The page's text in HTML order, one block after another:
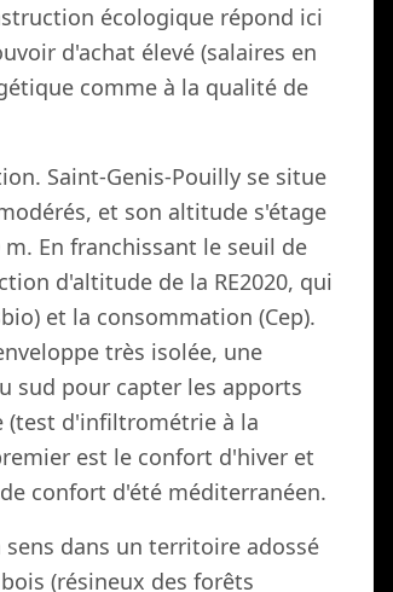
écologique répond ici
d'achat élevé (salaires en
comme à la qualité de
Saint-Genis-Pouilly se situe
et son altitude s'étage
En franchissant le seuil de
d'altitude de la RE2020, qui
et la consommation (Cep).
très isolée, une
sud pour capter les apports
(test d'infiltrométrie à la
est le confort d'hiver et
confort d'été méditerranéen.
dans un territoire adossé
(résineux des forêts